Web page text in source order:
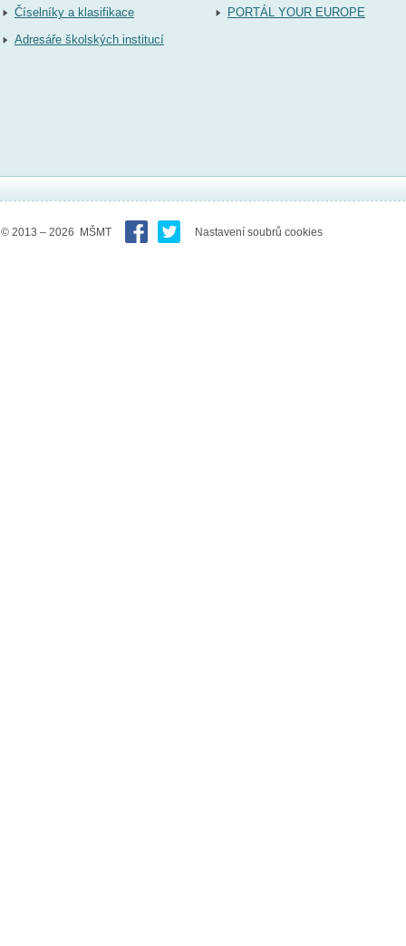
Číselníky a klasifikace
Adresáře školských institucí
PORTÁL YOUR EUROPE
© 2013 – 2026 MŠMT Nastavení soubrů cookies